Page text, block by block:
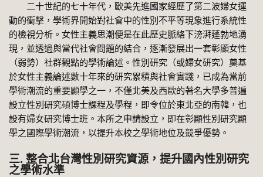
二十世紀的七十年代，歐美先進國家經歷了第二波婦女運
動的衝擊，學術界開始對社會中的性別不平等現象進行系統性
的檢視分析。女性主義思潮便是在此歷史脈絡下滂湃蓬勃地湧
現，並透過與當代社會問題的結合，逐漸發展出一套彰顯女性
（弱勢）社群觀點的學術論述。性別研究（或婦女研究）奠基
於女性主義論述數十年來的研究累積與社會實踐，已成為當前
學術潮流的重要顯學之一，不僅北美及西歐的著名大學多普遍
設立性別研究碩博士課程及學程，即令位於東北亞的南韓，也
設有婦女研究博士班。本所之申請設立，即在彰顯性別研究顯
學之國際學術潮流，以提升本校之學術地位及競爭優勢。
三. 整合北台灣性別研究資源，提升國內性別研究
之學術水準